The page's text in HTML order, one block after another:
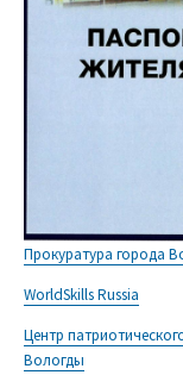
Прокуратура города
WorldSkills Russia
Центр
Вологды